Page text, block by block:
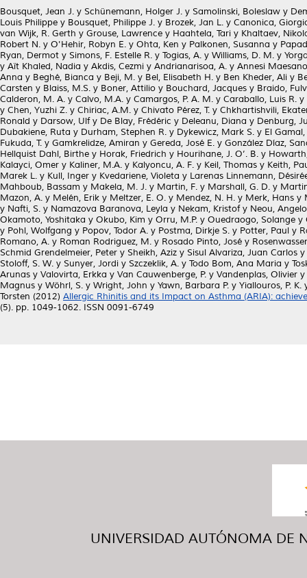
Bousquet, Jean J. y Schünemann, Holger J. y Samolinski, Boleslaw y
Louis Philippe y Bousquet, Philippe J. y Brozek, Jan L. y Canonica,
van Wijk, R. Gerth y Grouse, Lawrence y Haahtela, Tari y Khaltaev,
Robert N. y O'Hehir, Robyn E. y Ohta, Ken y Palkonen, Susanna y
Ryan, Dermot y Simons, F. Estelle R. y Togias, A. y Williams, D. M. y
y Aït Khaled, Nadia y Akdis, Cezmi y Andrianarisoa, A. y Annesi
Anna y Beghé, Bianca y Beji, M. y Bel, Elisabeth H. y Ben Kheder, Ali y
Carsten y Blaiss, M.S. y Boner, Attilio y Bouchard, Jacques y Braido,
Calderon, M. A. y Calvo, M.A. y Camargos, P. A. M. y Caraballo, Luis R. y
y Chen, Yuzhi Z. y Chiriac, A.M. y Chivato Pérez, T. y Chkhartishvili,
Ronald y Darsow, Ulfy De Blay, Frédéric y Deleanu, Diana y Denburg,
Dubakiene, Ruta y Durham, Stephen R. y Dykewicz, Mark S. y El Gamal,
Fukuda, T. y Gamkrelidze, Amiran y Gereda, José E. y González Díaz,
Hellquist Dahl, Birthe y Horak, Friedrich y Hourihane, J. O’. B. y
Kalayci, Omer y Kaliner, M.A. y Kalyoncu, A. F. y Keil, Thomas y Keith,
Marek L. y Kull, Inger y Kvedariene, Violeta y Larenas Linnemann,
Mahboub, Bassam y Makela, M. J. y Martin, F. y Marshall, G. D. y
Mazon, A. y Melén, Erik y Meltzer, E. O. y Mendez, N. H. y Merk, Hans y
y Nafti, S. y Namazova Baranova, Leyla y Nekam, Kristofy Neou,
Okamoto, Yoshitaka y Okubo, Kim y Orru, M.P. y Ouedraogo, Solange y
y Pohl, Wolfgang y Popov, Todor A. y Postma, Dirkje S. y Potter, Paul y
Romano, A. y Roman Rodriguez, M. y Rosado Pinto, José y
Schmid Grendelmeier, Peter y Sheikh, Aziz y Sisul Alvariza, Juan Carlos y
Stoloff, S. W. y Sunyer, Jordi y Szczeklik, A. y Todo Bom, Ana Maria y
Arunas y Valovirta, Erkka y Van Cauwenberge, P. y Vandenplas, Olivier y
Magnus y Wöhrl, S. y Wright, John y Yawn, Barbara P. y Yiallouros, P. K.
Torsten (2012) Allergic Rhinitis and its Impact on Asthma (ARIA):
(5). pp. 1049-1062. ISSN 0091-6749
UNIVERSIDAD AUTÓNOMA DE